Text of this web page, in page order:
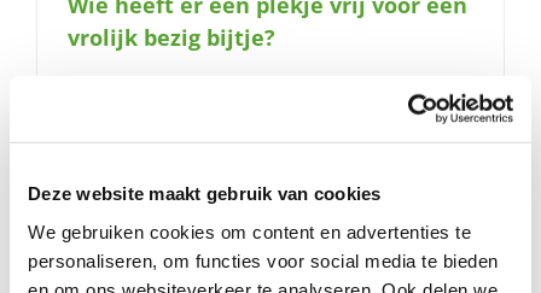
Deze website maakt gebruik van cookies
We gebruiken cookies om content en advertenties te
personaliseren, om functies voor social media te bieden
vrolijk bezig bijtje?